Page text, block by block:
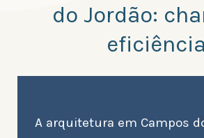
do Jordão:
eficiência
A arquitetura em Campos